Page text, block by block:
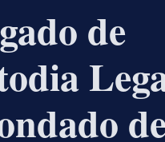
de